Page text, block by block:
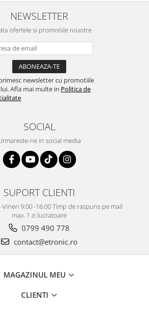
NEWSLETTER
ofertele si promotiile noastre
newsletter cu promotiile
Afla mai multe in Politica de
SOCIAL
ne in social media
SUPORT CLIENTI
9:00 -16:00 Timp de raspuns pe mail
max. 1 zi lucratoare
0799 490 778
contact@etronic.ro
MAGAZINUL MEU
CLIENTI